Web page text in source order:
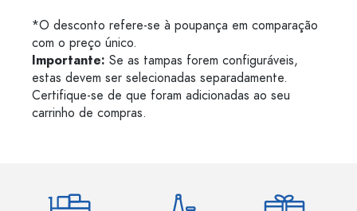
*O desconto refere-se à poupança em comparação
com o preço único.
Importante: Se as tampas forem configuráveis,
estas devem ser selecionadas separadamente.
Certifique-se de que foram adicionadas ao seu
carrinho de compras.